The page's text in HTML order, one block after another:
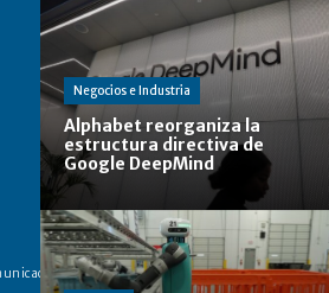
Negocios e Industria
Alphabet reorganiza la
estructura directiva de
Google DeepMind